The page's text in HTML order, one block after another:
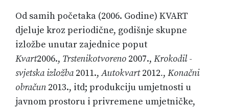
Od samih početaka (2006. Godine) KVART
djeluje kroz periodične, godišnje skupne
izložbe unutar zajednice poput
Kvart2006., Trstenikotvoreno 2007., Krokodil -
svjetska izložba2011.,Autokvart2012., Konačni
obračun 2013., itd; produkciju umjetnosti u
javnom prostoru i privremene umjetničke,